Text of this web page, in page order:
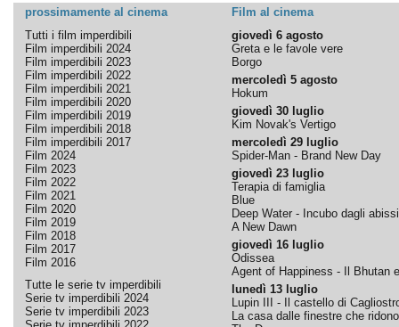
prossimamente al cinema
Film al cinema
Tutti i film imperdibili
Film imperdibili 2024
Film imperdibili 2023
Film imperdibili 2022
Film imperdibili 2021
Film imperdibili 2020
Film imperdibili 2019
Film imperdibili 2018
Film imperdibili 2017
Film 2024
Film 2023
Film 2022
Film 2021
Film 2020
Film 2019
Film 2018
Film 2017
Film 2016
Tutte le serie tv imperdibili
Serie tv imperdibili 2024
Serie tv imperdibili 2023
giovedì 6 agosto
Greta e le favole vere
Borgo
mercoledì 5 agosto
Hokum
giovedì 30 luglio
Kim Novak's Vertigo
mercoledì 29 luglio
Spider-Man - Brand New Day
giovedì 23 luglio
Terapia di famiglia
Blue
Deep Water - Incubo dagli abissi
A New Dawn
giovedì 16 luglio
Odissea
Agent of Happiness - Il Bhutan
lunedì 13 luglio
Lupin III - Il castello di
La casa dalle finestre che ridono